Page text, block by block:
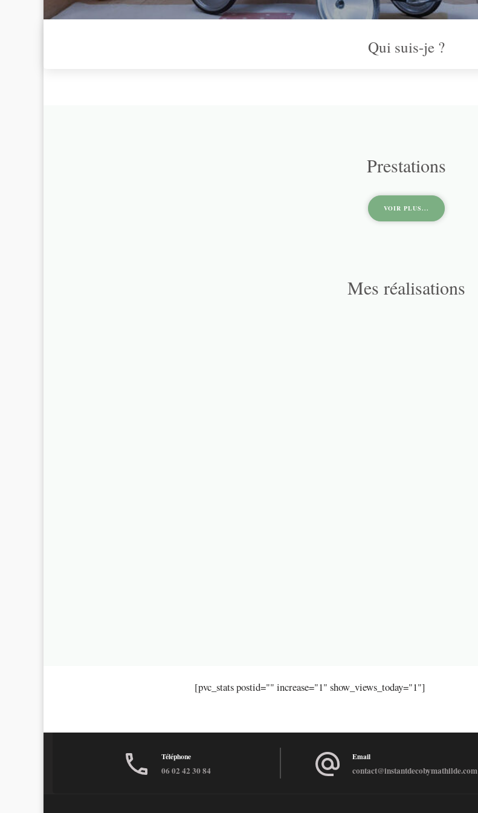
Qui suis-je ?
Prestations
VOIR PLUS...
Mes réalisations
[pvc_stats postid="" increase="1" show_views_today="1"]
Téléphone
06 02 42 30 84
Email
contact@instantdecobymathilde.com